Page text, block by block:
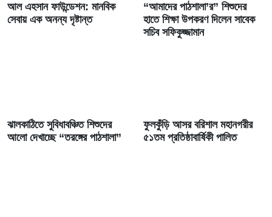
আল এহসান ফাউন্ডেশন: মানবিক
সেবায় এক অনন্য দৃষ্টান্ত
“আমাদের পাঠশালা’র” শিশুদের
হাতে শিক্ষা উপকরণ দিলেন সাবেক
সচিব সফিকুজ্জামান
ঝালকাঠিতে সুবিধাবঞ্চিত শিশুদের
আলো দেখাচ্ছে “তরঙ্গের পাঠশালা”
ফুলকুঁড়ি আসর বরিশাল মহানগরীর
৫১তম প্রতিষ্ঠাবার্ষিকী পালিত